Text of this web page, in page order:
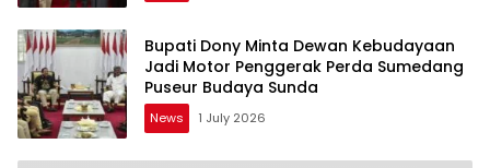
Bupati Dony Minta Dewan Kebudayaan
Jadi Motor Penggerak Perda Sumedang
Puseur Budaya Sunda
News 1 July 2026